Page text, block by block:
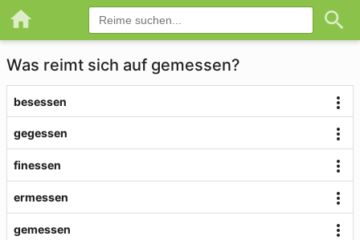
Was reimt sich auf gemessen?
besessen
gegessen
finessen
ermessen
gemessen